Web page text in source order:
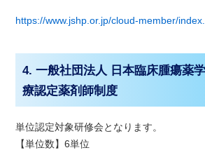
https://www.jshp.or.jp/cloud-member/
4. 一般社団法人 日本臨床腫瘍薬
療認定薬剤師制度
単位認定対象研修会となります。
【単位数】6単位